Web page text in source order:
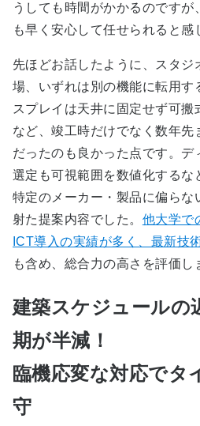
うしても時間がかかるのですが
も早く安心して任せられると感
先ほどお話したように、スタジ
場、いずれは別の機能に転用す
スプレイは天井に固定せず可搬
など、竣工時だけでなく数年先
だったのも良かった点です。デ
選定も可視範囲を数値化するな
特定のメーカー・製品に偏らな
射た提案内容でした。 他大学で
ICT導入の実績が多く、最新技
も含め、総合力の高さを評価し
建築スケジュールの
期が半減！
臨機応変な対応でタ
守